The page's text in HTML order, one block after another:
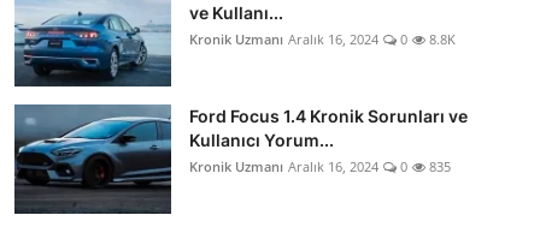
ve Kullanı...
Kronik Uzmanı Aralık 16, 2024 0 8.8K
Ford Focus 1.4 Kronik Sorunları ve
Kullanıcı Yorum...
Kronik Uzmanı Aralık 16, 2024 0 835